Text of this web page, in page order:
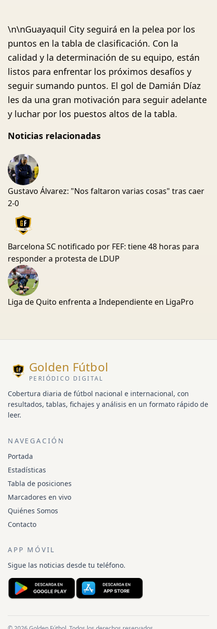
\n\nGuayaquil City seguirá en la pelea por los
puntos en la tabla de clasificación. Con la
calidad y la determinación de su equipo, están
listos para enfrentar los próximos desafíos y
seguir sumando puntos. El gol de Damián Díaz
les da una gran motivación para seguir adelante
y luchar por los puestos altos de la tabla.
Noticias relacionadas
Gustavo Álvarez: "Nos faltaron varias cosas" tras caer
2-0
Barcelona SC notificado por FEF: tiene 48 horas para
responder a protesta de LDUP
Liga de Quito enfrenta a Independiente en LigaPro
Golden Fútbol
PERIÓDICO DIGITAL
Cobertura diaria de fútbol nacional e internacional, con
resultados, tablas, fichajes y análisis en un formato rápido de
leer.
NAVEGACIÓN
Portada
Estadísticas
Tabla de posiciones
Marcadores en vivo
Quiénes Somos
Contacto
APP MÓVIL
Sigue las noticias desde tu teléfono.